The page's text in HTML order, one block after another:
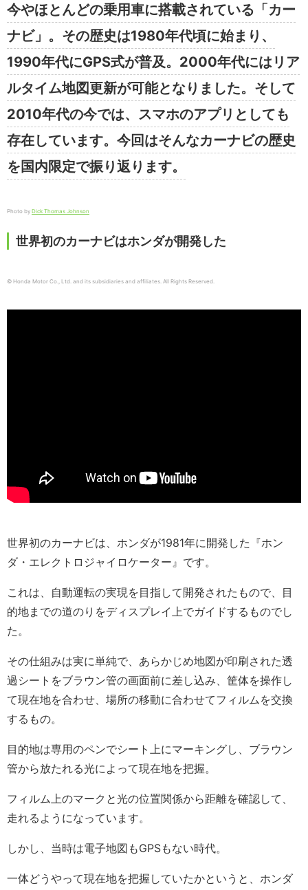
今やほとんどの乗用車に搭載されている「カー
ナビ」。その歴史は1980年代頃に始まり、
1990年代にGPS式が普及。2000年代にはリア
ルタイム地図更新が可能となりました。そして
2010年代の今では、スマホのアプリとしても
存在しています。今回はそんなカーナビの歴史
を国内限定で振り返ります。
Photo by Dick Thomas Johnson
世界初のカーナビはホンダが開発した
© Honda Motor Co., Ltd. and its subsidiaries and affiliates. All Rights Reserved.
世界初のカーナビは、ホンダが1981年に開発した『ホン
ダ・エレクトロジャイロケーター』です。
これは、自動運転の実現を目指して開発されたもので、目
的地までの道のりをディスプレイ上でガイドするものでし
た。
その仕組みは実に単純で、あらかじめ地図が印刷された透
過シートをブラウン管の画面前に差し込み、筐体を操作し
て現在地を合わせ、場所の移動に合わせてフィルムを交換
するもの。
目的地は専用のペンでシート上にマーキングし、ブラウン
管から放たれる光によって現在地を把握。
フィルム上のマークと光の位置関係から距離を確認して、
走れるようになっています。
しかし、当時は電子地図もGPSもない時代。
一体どうやって現在地を把握していたかというと、ホンダ